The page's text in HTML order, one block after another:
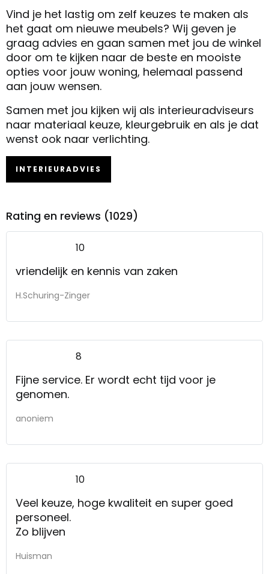
Vind je het lastig om zelf keuzes te maken als
het gaat om nieuwe meubels? Wij geven je
graag advies en gaan samen met jou de winkel
door om te kijken naar de beste en mooiste
opties voor jouw woning, helemaal passend
aan jouw wensen.
Samen met jou kijken wij als interieuradviseurs
naar materiaal keuze, kleurgebruik en als je dat
wenst ook naar verlichting.
INTERIEURADVIES
Rating en reviews (1029)
10
vriendelijk en kennis van zaken
H.Schuring-Zinger
8
Fijne service. Er wordt echt tijd voor je
genomen.
anoniem
10
Veel keuze, hoge kwaliteit en super goed
personeel.
Zo blijven
Huisman